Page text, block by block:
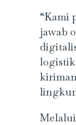
“Kami
jawab
logistik